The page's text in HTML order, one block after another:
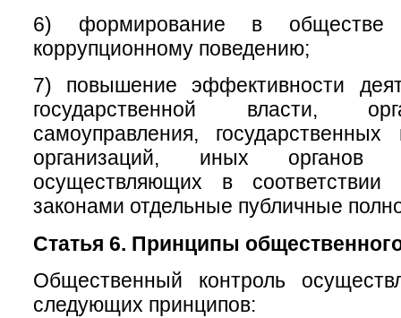
6) формирование в обществе
коррупционному поведению;
7) повышение эффективности
государственной власти,
самоуправления,
организаций, иных органов
осуществляющих в
законами отдельные публичные
Статья 6. Принципы
Общественный контроль
следующих принципов: